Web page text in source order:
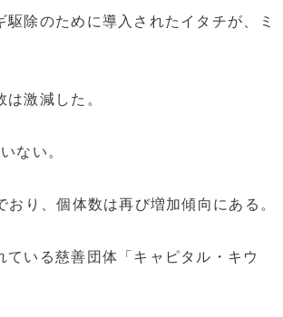
除のために導入されたイタチが、ミ
激減した。
ない。
り、個体数は再び増加傾向にある。
いる慈善団体「キャピタル・キウ